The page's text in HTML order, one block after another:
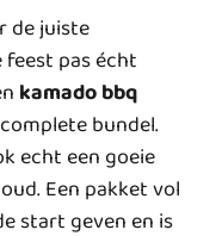
de juiste
pas écht
kamado bbq
bundel.
echt een goeie
Een pakket vol
start geven en is